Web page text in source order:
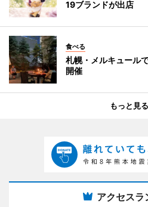
19ブランドが出店
食べる
札幌・メルキュール
開催
もっと見る
アクセスラ